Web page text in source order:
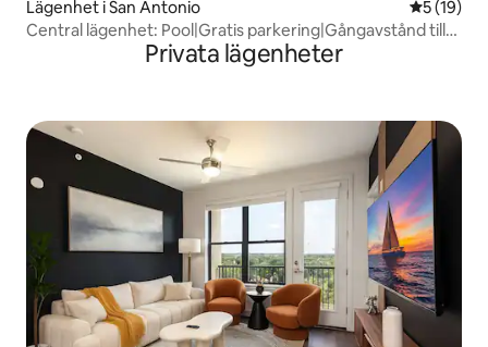
Lägenhet i San Antonio 5 av 5 i
5 (19)
Central lägenhet: Pool|Gratis parkering|Gångavstånd till
Privata lägenheter